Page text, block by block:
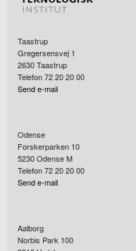
Taastrup
Gregersensvej 1
2630Taastrup
Telefon 72 20 20 00
Send e-mail
Odense
Forskerparken 10
5230Odense M
Telefon 72 20 20 00
Send e-mail
Aalborg
Norbis Park 100